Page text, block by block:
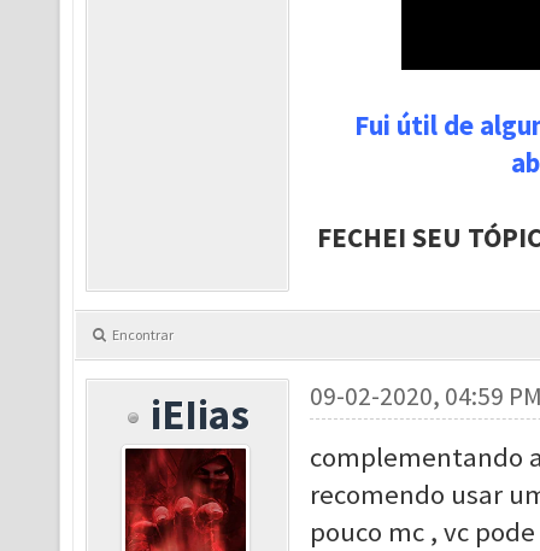
Fui útil de
FECHEI SEU
Encontrar
iEIias 09-02-2020, 04:59
complementando
recomendo usar
pouco mc , vc